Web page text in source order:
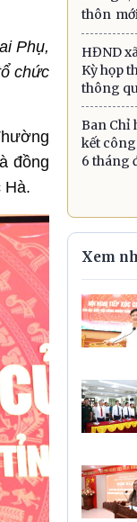
Phụ,
chức
đồng
Hà.
thôn
Hội nghị
chính
HĐND
Kỳ họp
thông
chức lại
Ban Chỉ
kết
6 tháng
Xem